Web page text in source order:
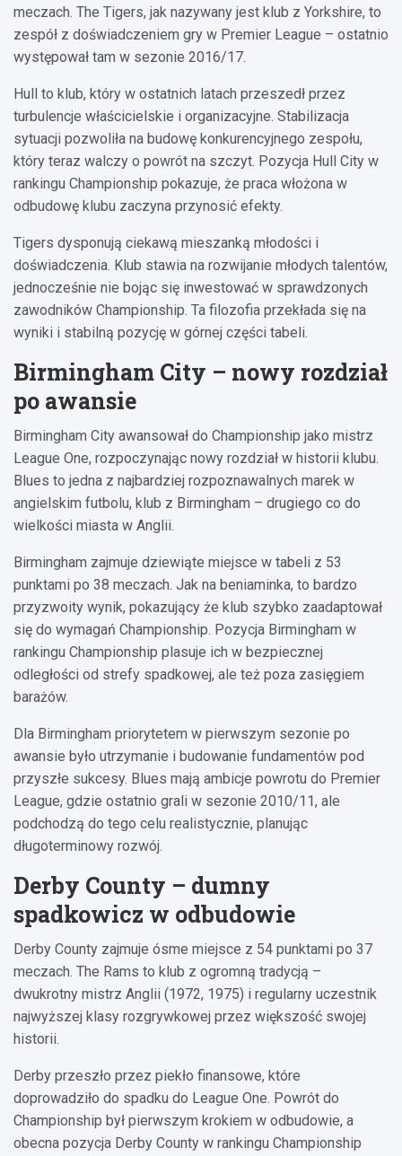
meczach. The Tigers, jak nazywany jest klub z Yorkshire, to
zespół z doświadczeniem gry w Premier League – ostatnio
występował tam w sezonie 2016/17.
Hull to klub, który w ostatnich latach przeszedł przez
turbulencje właścicielskie i organizacyjne. Stabilizacja
sytuacji pozwoliła na budowę konkurencyjnego zespołu,
który teraz walczy o powrót na szczyt. Pozycja Hull City w
rankingu Championship pokazuje, że praca włożona w
odbudowę klubu zaczyna przynosić efekty.
Tigers dysponują ciekawą mieszanką młodości i
doświadczenia. Klub stawia na rozwijanie młodych talentów,
jednocześnie nie bojąc się inwestować w sprawdzonych
zawodników Championship. Ta filozofia przekłada się na
wyniki i stabilną pozycję w górnej części tabeli.
Birmingham City – nowy rozdział
po awansie
Birmingham City awansował do Championship jako mistrz
League One, rozpoczynając nowy rozdział w historii klubu.
Blues to jedna z najbardziej rozpoznawalnych marek w
angielskim futbolu, klub z Birmingham – drugiego co do
wielkości miasta w Anglii.
Birmingham zajmuje dziewiąte miejsce w tabeli z 53
punktami po 38 meczach. Jak na beniaminka, to bardzo
przyzwoity wynik, pokazujący że klub szybko zaadaptował
się do wymagań Championship. Pozycja Birmingham w
rankingu Championship plasuje ich w bezpiecznej
odległości od strefy spadkowej, ale też poza zasięgiem
barażów.
Dla Birmingham priorytetem w pierwszym sezonie po
awansie było utrzymanie i budowanie fundamentów pod
przyszłe sukcesy. Blues mają ambicje powrotu do Premier
League, gdzie ostatnio grali w sezonie 2010/11, ale
podchodzą do tego celu realistycznie, planując
długoterminowy rozwój.
Derby County – dumny
spadkowicz w odbudowie
Derby County zajmuje ósme miejsce z 54 punktami po 37
meczach. The Rams to klub z ogromną tradycją –
dwukrotny mistrz Anglii (1972, 1975) i regularny uczestnik
najwyższej klasy rozgrywkowej przez większość swojej
historii.
Derby przeszło przez piekło finansowe, które
doprowadziło do spadku do League One. Powrót do
Championship był pierwszym krokiem w odbudowie, a
obecna pozycja Derby County w rankingu Championship